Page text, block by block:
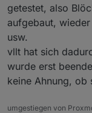
getestet, also
aufgebaut,
usw.
vllt hat sich
wurde erst
keine Ahnung, ob
umgestiegen von